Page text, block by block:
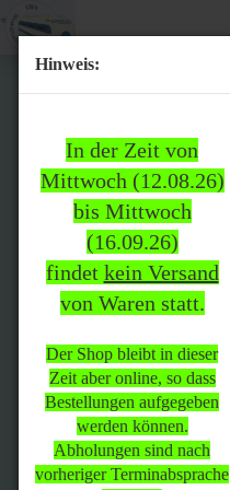
Hinweis:
In der Zeit von
Mittwoch (12.08.26)
bis Mittwoch
(16.09.26)
findet kein Versand
von Waren statt.
Der Shop bleibt in dieser
Zeit aber online, so dass
Bestellungen aufgegeben
werden können.
Abholungen sind nach
vorheriger Terminabsprache
Bitte
beachten:
In der Zeit von Mittwoch
(12.08.26) bis Mittwoch
(16.09.26)
statt.
Der Shop bleibt in dieser Zeit
aber online, so dass
Bestellungen aufgegeben
werden können.